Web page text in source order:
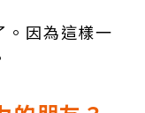
。因為這樣一